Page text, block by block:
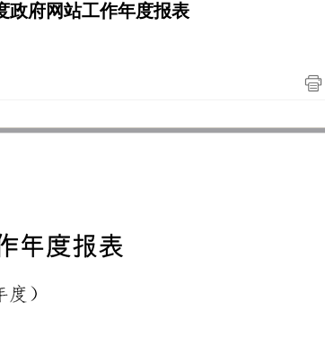
政府网站工作年度报表